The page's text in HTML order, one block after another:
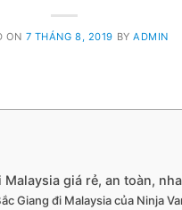
ON 7 THÁNG 8, 2019 BYADMIN
giá rẻ, an toàn,
Giang đi Malaysia của Ninja